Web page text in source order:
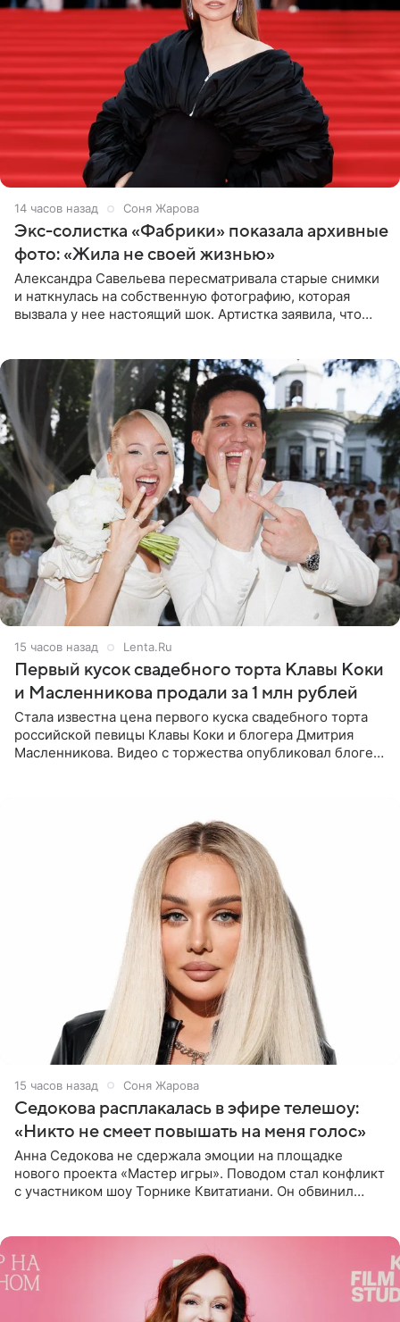
14 часов назад Соня Жарова
Экс-солистка «Фабрики» показала архивные
фото: «Жила не своей жизнью»
Александра Савельева пересматривала старые снимки
и наткнулась на собственную фотографию, которая
вызвала у нее настоящий шок. Артистка заявила, что
15 часов назад Lenta.Ru
Первый кусок свадебного торта Клавы Коки
и Масленникова продали за 1 млн рублей
Стала известна цена первого куска свадебного торта
российской певицы Клавы Коки и блогера Дмитрия
Масленникова. Видео с торжества опубликовал блогер
15 часов назад Соня Жарова
Седокова расплакалась в эфире телешоу:
«Никто не смеет повышать на меня голос»
Анна Седокова не сдержала эмоции на площадке
нового проекта «Мастер игры». Поводом стал конфликт
с участником шоу Торнике Квитатиани. Он обвинил